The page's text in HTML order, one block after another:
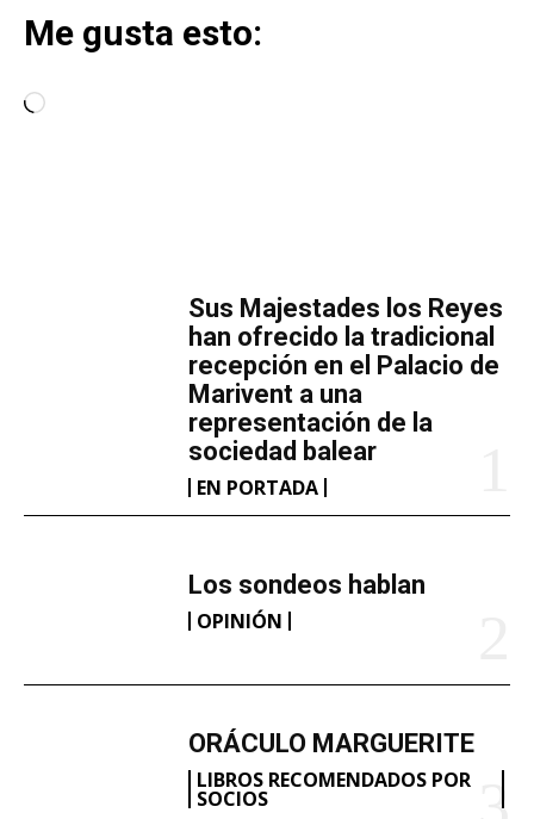
​Sus Majestades los Reyes
han ofrecido la tradicional
recepción en el Palacio de
Marivent​ a una
representación de la
sociedad balear
EN PORTADA
Los sondeos hablan
OPINIÓN
ORÁCULO MARGUERITE
LIBROS RECOMENDADOS POR
SOCIOS
Me gusta esto:
C